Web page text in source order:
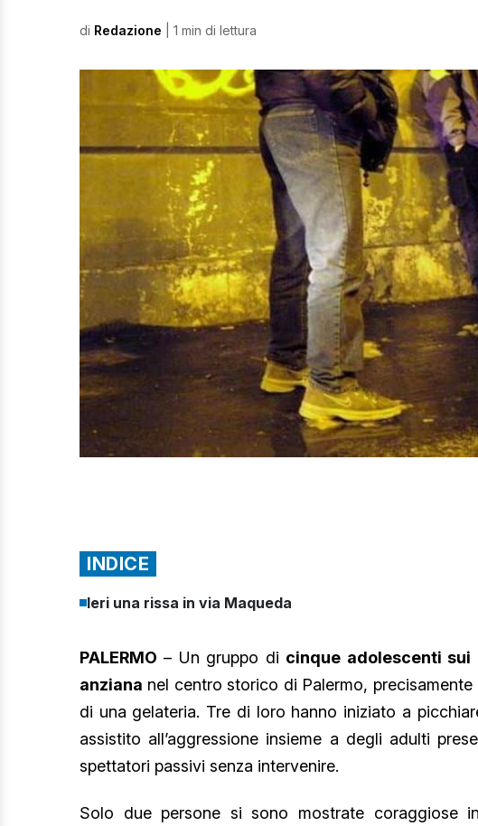
di Redazione | 1 min di lettura
INDICE
Ieri una rissa in via Maqueda
PALERMO – Un gruppo di cinque adolescenti sui
anziana nel centro storico di Palermo, precisamente
di una gelateria. Tre di loro hanno iniziato a
assistito all’aggressione insieme a degli adulti
spettatori passivi senza intervenire.
Solo due persone si sono mostrate coraggiose